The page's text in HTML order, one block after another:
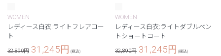
WOMEN
レディース白衣:ライトフレアコー
ト
32,890円 31,245円 (税込)
WOMEN
レディース白衣:ライトダブルベン
トショートコート
32,890円 31,245円 (税込)